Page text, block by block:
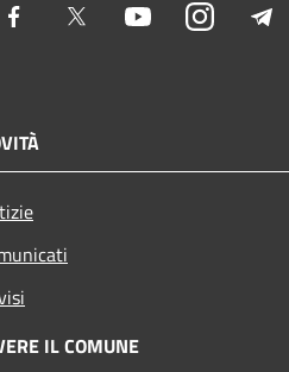
Facebook Twitter YoutubeInstagram
IL COMUNE